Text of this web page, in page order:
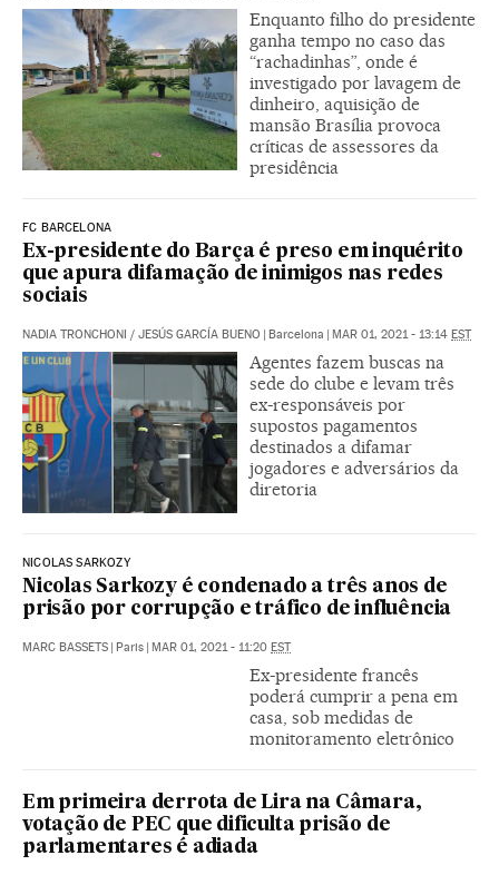
Enquanto filho do presidente
ganha tempo no caso das
“rachadinhas”, onde é
investigado por lavagem de
dinheiro, aquisição de
mansão Brasília provoca
críticas de assessores da
presidência
FC BARCELONA
Ex-presidente do Barça é preso em inquérito
que apura difamação de inimigos nas redes
sociais
NADIA TRONCHONI / JESÚS GARCÍA BUENO | Barcelona | MAR 01, 2021 - 13:14 EST
Agentes fazem buscas na
sede do clube e levam três
ex-responsáveis por
supostos pagamentos
destinados a difamar
jogadores e adversários da
diretoria
NICOLAS SARKOZY
Nicolas Sarkozy é condenado a três anos de
prisão por corrupção e tráfico de influência
MARC BASSETS | Paris | MAR 01, 2021 - 11:20 EST
Ex-presidente francês
poderá cumprir a pena em
casa, sob medidas de
monitoramento eletrônico
Em primeira derrota de Lira na Câmara,
votação de PEC que dificulta prisão de
parlamentares é adiada